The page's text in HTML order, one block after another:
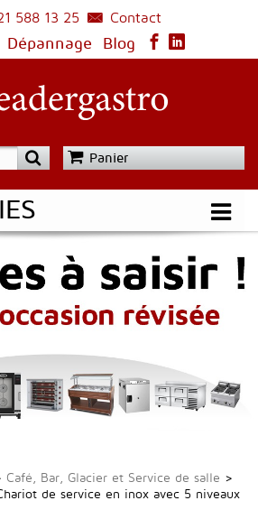
588 13 25
Contact
Dépannage Blog
Panier
Café, Bar, Glacier et Service de salle >
de service en inox avec 5 niveaux